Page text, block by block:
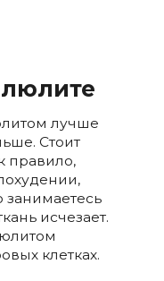
лучше
Стоит
правило,
занимаетесь
исчезает.
клетках.